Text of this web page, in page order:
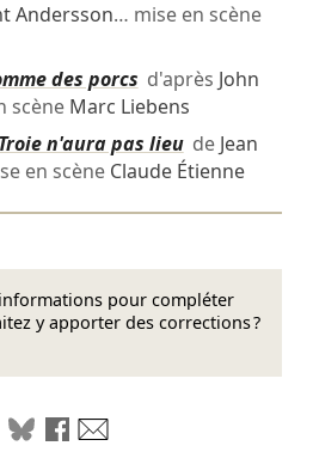
Andersson… mise en scène
des porcs d'après John
scène Marc Liebens
n'aura pas lieude Jean
en scène Claude Étienne
pour compléter
y apporter des corrections ?
le liensur LinkedIn
Partager sur Mastodon
Partager sur Bluesky
Partager sur Facebook